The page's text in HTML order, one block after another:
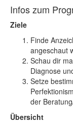
Infos zum
Ziele
Finde
angeschaut
Schau dir
Diagnose
Setze
der
Übersicht